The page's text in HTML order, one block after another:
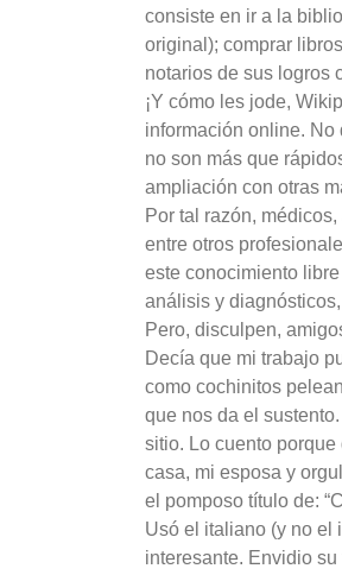
consiste en ir a la
original); comprar
notarios de sus logros
¡Y cómo les jode,
información online. No
no son más que
ampliación con otras
Por tal razón,
entre otros
este conocimiento
análisis y
Pero, disculpen,
Decía que mi trabajo
como cochinitos
que nos da el
sitio. Lo cuento
casa, mi esposa y
el pomposo título de:
Usó el italiano (y no el
interesante. Envidio